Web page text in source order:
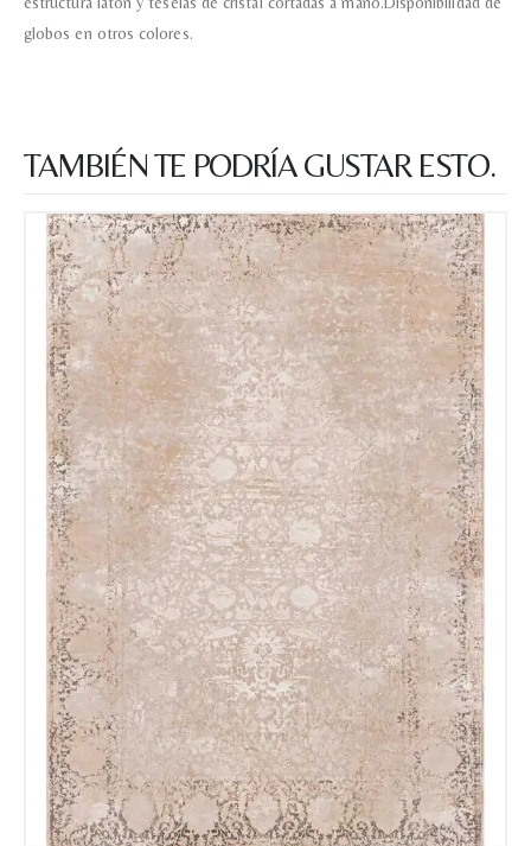
globos en otros colores.
TAMBIÉN TE PODRÍA GUSTAR ESTO.
Nombre y apellido *
Teléfono
Correo electronico*
Tu mensaje.